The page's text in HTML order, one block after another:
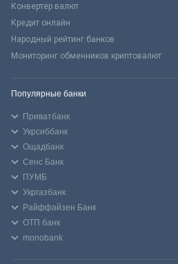
Конвертер валют
Кредит онлайн
Народный рейтинг банков
Мониторинг обменников криптовалют
Популярные банки
Приватбанк
Укрсиббанк
Ощадбанк
Сенс Банк
ПУМБ
Укргазбанк
Райффайзен Банк
ОТП банк
monobank